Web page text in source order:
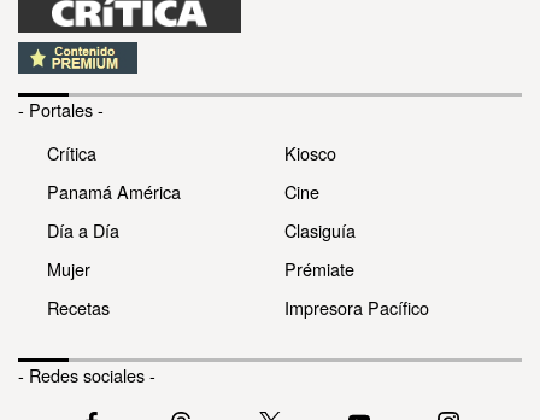
- Portales -
Crítica
Panamá América
Día a Día
Mujer
Recetas
Kiosco
Cine
Clasiguía
Prémiate
Impresora Pacífico
- Redes sociales -